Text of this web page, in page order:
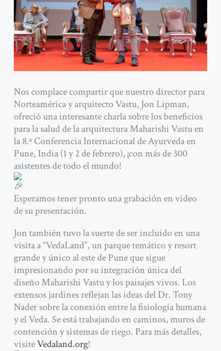
Nos complace compartir que nuestro director para
Norteamérica y arquitecto Vastu, Jon Lipman,
ofreció una interesante charla sobre los beneficios
para la salud de la arquitectura Maharishi Vastu en
la 8.ª Conferencia Internacional de Ayurveda en
Pune, India (1 y 2 de febrero), ¡con más de 300
asistentes de todo el mundo!
Esperamos tener pronto una grabación en vídeo
de su presentación.
Jon también tuvo la suerte de ser incluido en una
visita a “VedaLand”, un parque temático y resort
grande y único al este de Pune que sigue
impresionando por su integración única del
diseño Maharishi Vastu y los paisajes vivos. Los
extensos jardines reflejan las ideas del Dr. Tony
Nader sobre la conexión entre la fisiología humana
y el Veda. Se está trabajando en caminos, muros de
contención y sistemas de riego. Para más detalles,
visiteVedaland.org!